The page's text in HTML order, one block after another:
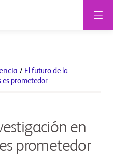
/ El futuro de la
prometedor
en
prometedor